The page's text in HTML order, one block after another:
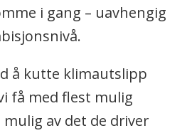
i gang – uavhengig
å kutte klimautslipp
få med flest mulig
av det de driver